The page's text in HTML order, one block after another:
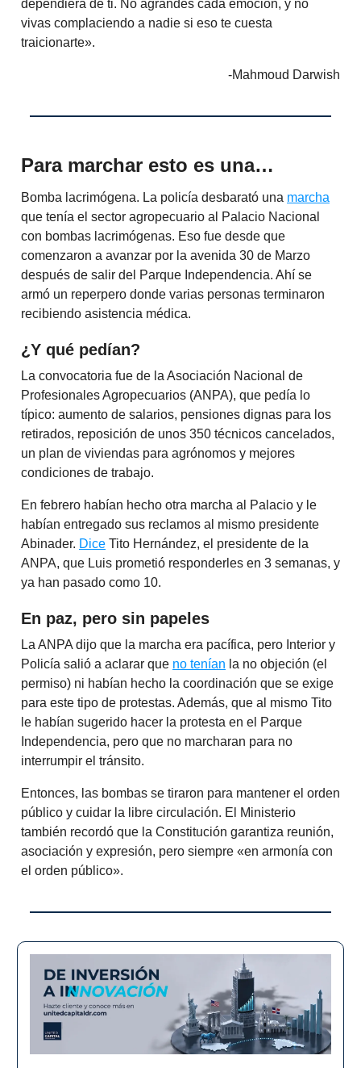
dependiera de ti. No agrandes cada emoción, y no
vivas complaciendo a nadie si eso te cuesta
traicionarte».
-Mahmoud Darwish
Para marchar esto es una…
Bomba lacrimógena. La policía desbarató una marcha
que tenía el sector agropecuario al Palacio Nacional
con bombas lacrimógenas. Eso fue desde que
comenzaron a avanzar por la avenida 30 de Marzo
después de salir del Parque Independencia. Ahí se
armó un reperpero donde varias personas terminaron
recibiendo asistencia médica.
¿Y qué pedían?
La convocatoria fue de la Asociación Nacional de
Profesionales Agropecuarios (ANPA), que pedía lo
típico: aumento de salarios, pensiones dignas para los
retirados, reposición de unos 350 técnicos cancelados,
un plan de viviendas para agrónomos y mejores
condiciones de trabajo.
En febrero habían hecho otra marcha al Palacio y le
habían entregado sus reclamos al mismo presidente
Abinader. Dice Tito Hernández, el presidente de la
ANPA, que Luis prometió responderles en 3 semanas, y
ya han pasado como 10.
En paz, pero sin papeles
La ANPA dijo que la marcha era pacífica, pero Interior y
Policía salió a aclarar que no tenían la no objeción (el
permiso) ni habían hecho la coordinación que se exige
para este tipo de protestas. Además, que al mismo Tito
le habían sugerido hacer la protesta en el Parque
Independencia, pero que no marcharan para no
interrumpir el tránsito.
Entonces, las bombas se tiraron para mantener el orden
público y cuidar la libre circulación. El Ministerio
también recordó que la Constitución garantiza reunión,
asociación y expresión, pero siempre «en armonía con
el orden público».